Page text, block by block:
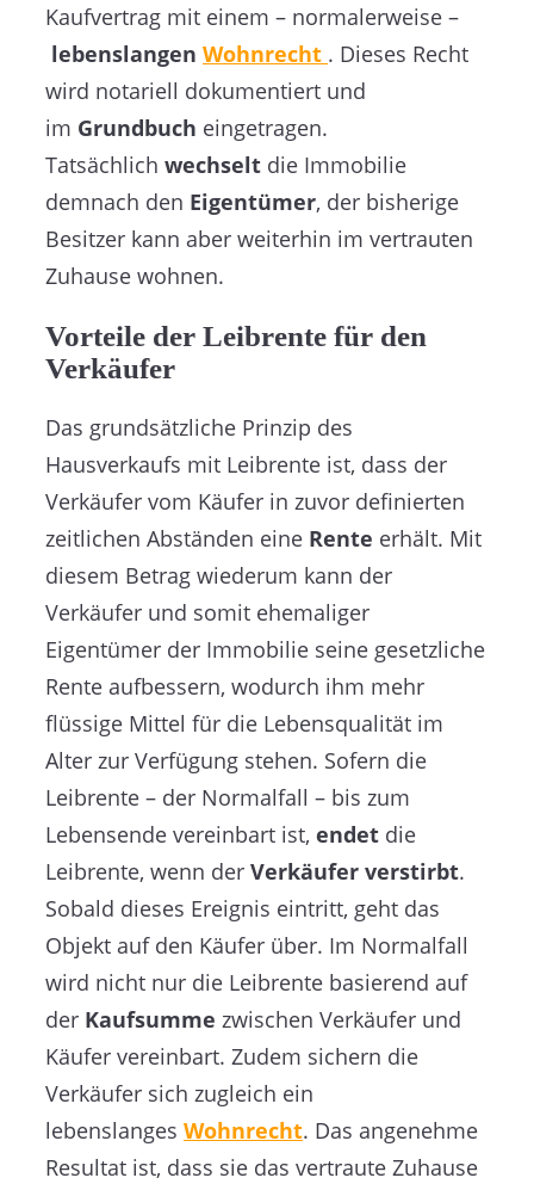
Kaufvertrag mit einem – normalerweise –
lebenslangen Wohnrecht . Dieses Recht
wird notariell dokumentiert und
im Grundbuch eingetragen.
Tatsächlich wechselt die Immobilie
demnach den Eigentümer, der bisherige
Besitzer kann aber weiterhin im vertrauten
Zuhause wohnen.
Vorteile der Leibrente für den
Verkäufer
Das grundsätzliche Prinzip des
Hausverkaufs mit Leibrente ist, dass der
Verkäufer vom Käufer in zuvor definierten
zeitlichen Abständen eine Rente erhält. Mit
diesem Betrag wiederum kann der
Verkäufer und somit ehemaliger
Eigentümer der Immobilie seine gesetzliche
Rente aufbessern, wodurch ihm mehr
flüssige Mittel für die Lebensqualität im
Alter zur Verfügung stehen. Sofern die
Leibrente – der Normalfall – bis zum
Lebensende vereinbart ist, endet die
Leibrente, wenn der Verkäufer verstirbt.
Sobald dieses Ereignis eintritt, geht das
Objekt auf den Käufer über. Im Normalfall
wird nicht nur die Leibrente basierend auf
der Kaufsumme zwischen Verkäufer und
Käufer vereinbart. Zudem sichern die
Verkäufer sich zugleich ein
lebenslanges Wohnrecht. Das angenehme
Resultat ist, dass sie das vertraute Zuhause